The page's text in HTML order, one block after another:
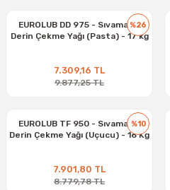
%26
EUROLUB DD 975 - Sıvama ve
Derin Çekme Yağı (Pasta) - 17 kg
7.309,16 TL
9.877,25 TL
%10
EUROLUB TF 950 - Sıvama ve
Derin Çekme Yağı (Uçucu) - 16 Kg
7.901,80 TL
8.779,78 TL